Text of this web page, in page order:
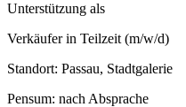
Unterstützung als
Verkäufer in Teilzeit (m/w/d)
Standort: Passau, Stadtgalerie
Pensum: nach Absprache